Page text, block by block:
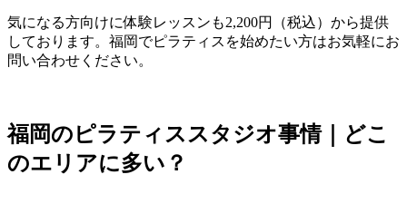
気になる方向けに体験レッスンも2,200円（税込）から提供
しております。福岡でピラティスを始めたい方はお気軽にお
問い合わせください。
福岡のピラティススタジオ事情｜どこ
のエリアに多い？